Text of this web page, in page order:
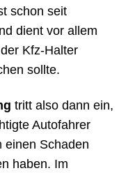
schon seit
dient vor allem
Kfz-Halter
sollte.
tritt also dann ein,
Autofahrer
einen Schaden
haben. Im